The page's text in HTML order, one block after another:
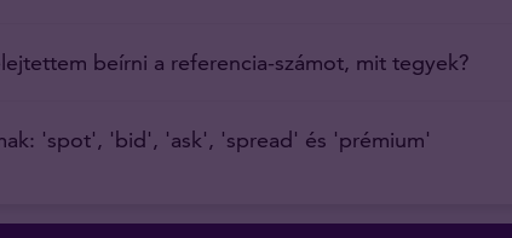
beírni a referencia-számot, mit tegyek?
'spot', 'bid', 'ask', 'spread' és 'prémium'